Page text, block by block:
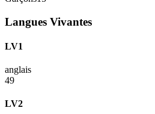
Langues Vivantes
LV1
anglais
49
LV2